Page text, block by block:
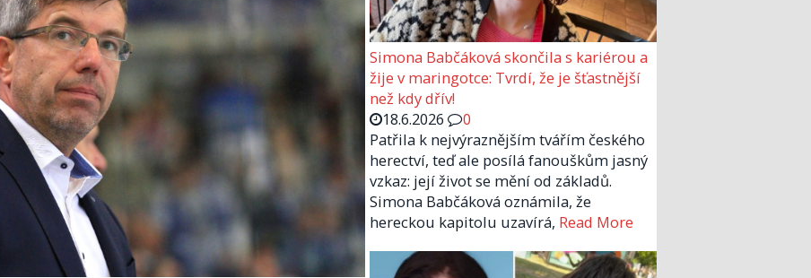
Simona Babčáková skončila s kariérou a
žije v maringotce: Tvrdí, že je šťastnější
než kdy dřív!
18.6.2026
0
Patřila k nejvýraznějším tvářím českého
herectví, teď ale posílá fanouškům jasný
vzkaz: její život se mění od základů.
Simona Babčáková oznámila, že
hereckou kapitolu uzavírá, Read More